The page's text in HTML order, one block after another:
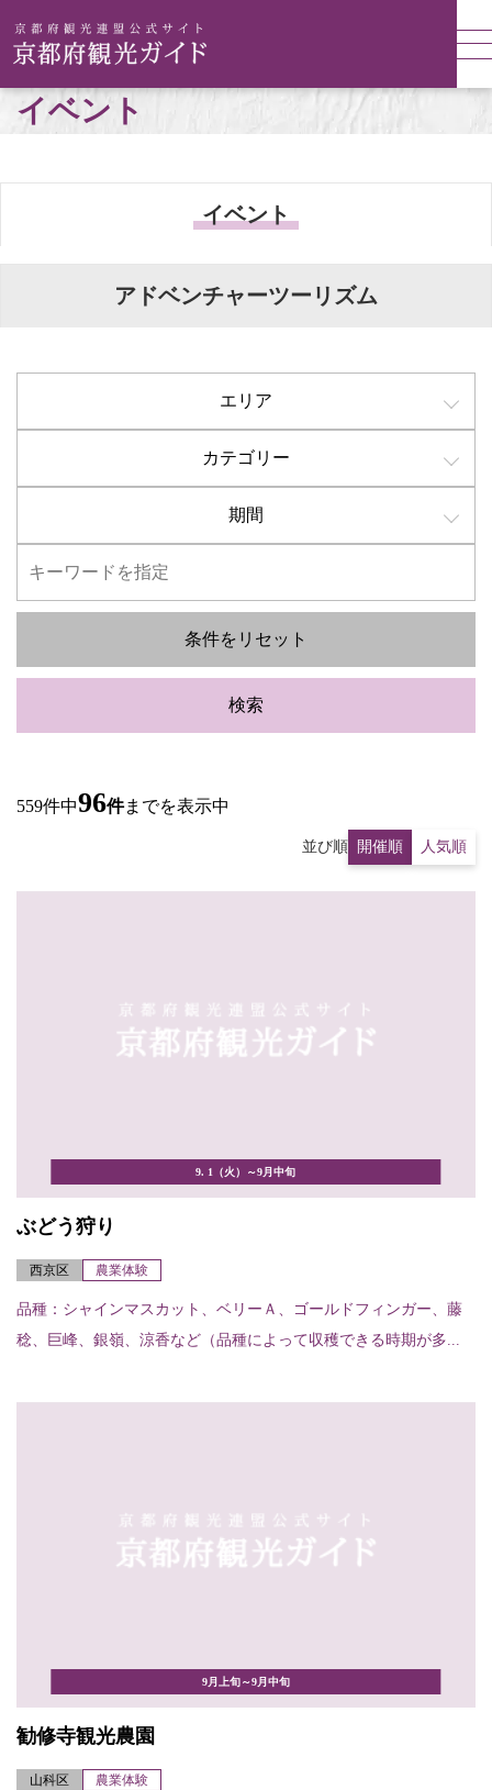
イベント
イベント
アドベンチャーツーリズム
エリア
カテゴリー
期間
条件をリセット
検索
559件中96件までを表示中
並び順 開催順 人気順
9. 1（火）～9月中旬
ぶどう狩り
西京区 農業体験
品種：シャインマスカット、ベリーＡ、ゴールドフィンガー、藤
稔、巨峰、銀嶺、涼香など（品種によって収穫できる時期が多...
9月上旬～9月中旬
勧修寺観光農園
山科区 農業体験